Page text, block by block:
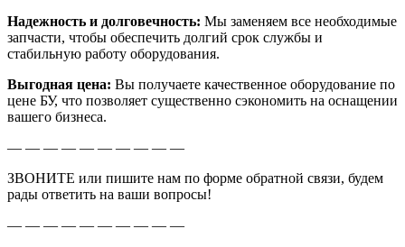
Надежность и долговечность: Мы заменяем все необходимые
запчасти, чтобы обеспечить долгий срок службы и
стабильную работу оборудования.
Выгодная цена: Вы получаете качественное оборудование по
цене БУ, что позволяет существенно сэкономить на оснащении
вашего бизнеса.
— — — — — — — — — —
ЗВОНИТЕ или пишите нам по форме обратной связи, будем
рады ответить на ваши вопросы!
— — — — — — — — — —